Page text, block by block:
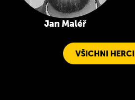
Jan Maléř
VŠICHNI HERCI